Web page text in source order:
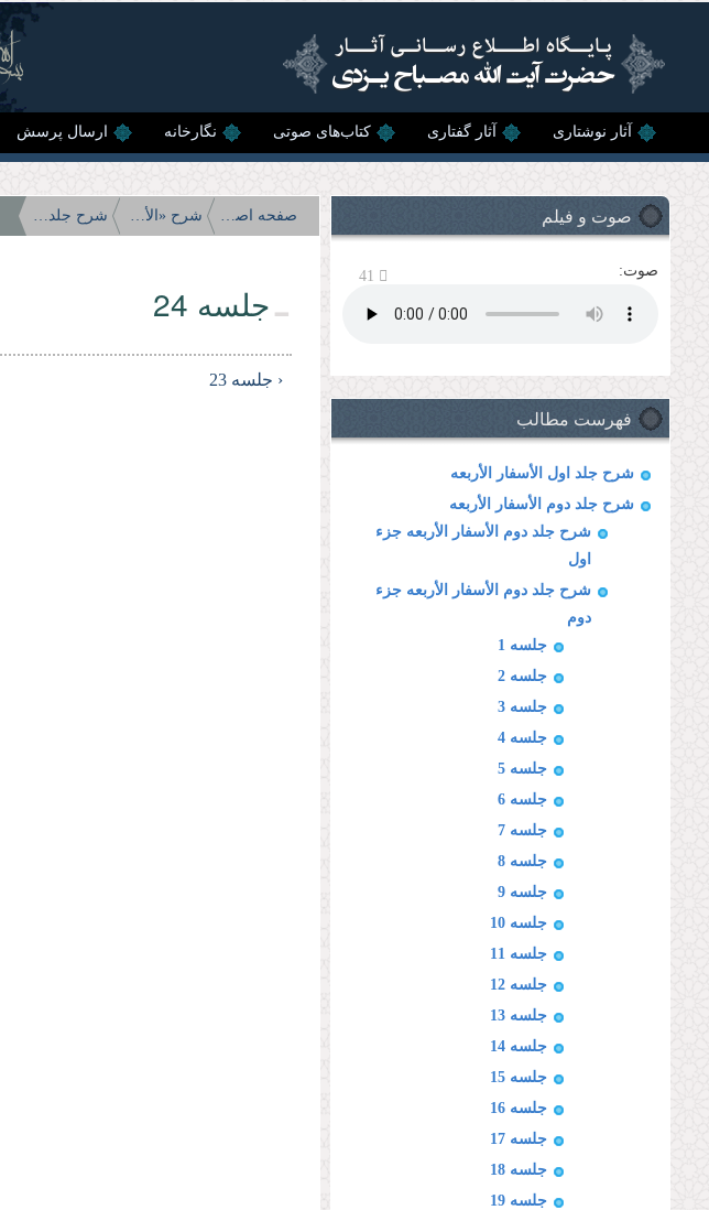
آثار نوشتاری آثار گفتاری کتاب‌های صوتی نگارخانه ارسال پرسش
صوت و فیلم
صوت:
فهرست مطالب
شرح جلد اول الأسفار الأربعه
شرح جلد دوم الأسفار الأربعه
شرح جلد دوم الأسفار الأربعه جزء
اول
شرح جلد دوم الأسفار الأربعه جزء
دوم
جلسه 1
جلسه 2
جلسه 3
جلسه 4
جلسه 5
جلسه 6
جلسه 7
جلسه 8
جلسه 9
جلسه 10
جلسه 11
جلسه 12
جلسه 13
جلسه 14
جلسه 15
جلسه 16
جلسه 17
جلسه 18
جلسه 19
صفحه اصلی شرح «الأسفار الأربعه» شرح جلد دوم الأسفار الأربعه
جلسه 24
‹ جلسه 23